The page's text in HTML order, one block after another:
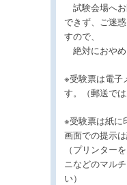
試験会場へお
できず、ご迷
すので、
絶対におやめ
※受験票は電子
す。（郵送では
※受験票は紙に
画面での提示は
（プリンター
ニなどのマル
い）